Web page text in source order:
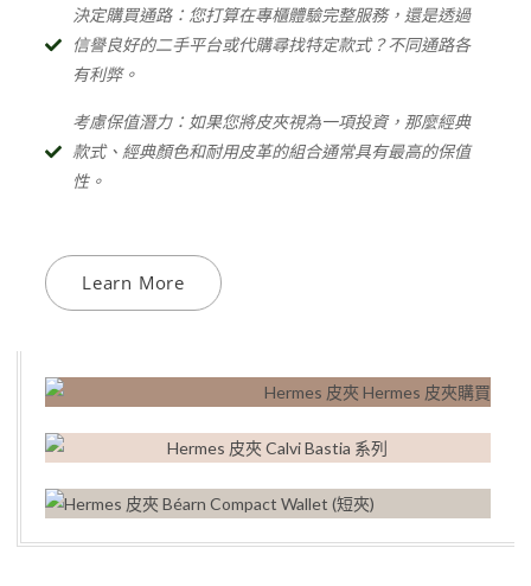
決定購買通路：您打算在專櫃體驗完整服務，還是透過
信譽良好的二手平台或代購尋找特定款式？不同通路各
有利弊。
考慮保值潛力：如果您將皮夾視為一項投資，那麼經典
款式、經典顏色和耐用皮革的組合通常具有最高的保值
性。
Learn More